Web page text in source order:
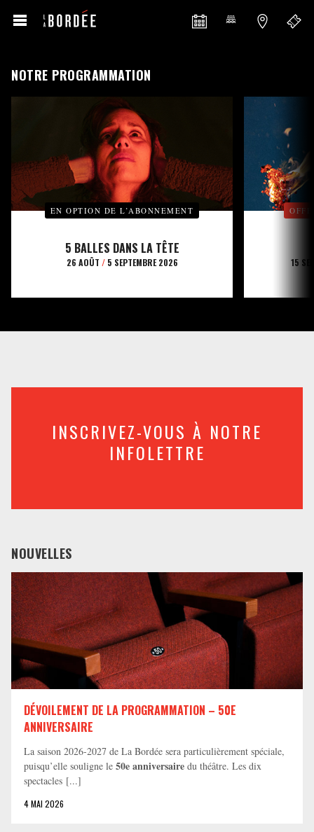
NOTRE PROGRAMMATION
EN OPTION DE L’ABONNEMENT
5 BALLES DANS LA TÊTE
26 AOÛT /5 SEPTEMBRE 2026 15
INSCRIVEZ-VOUS À NOTRE
INFOLETTRE
NOUVELLES
DÉVOILEMENT DE LA PROGRAMMATION – 50E
ANNIVERSAIRE
La saison 2026-2027 de La Bordée sera particulièrement spéciale,
puisqu’elle souligne le 50e anniversaire du théâtre. Les dix
spectacles [...]
4 MAI 2026